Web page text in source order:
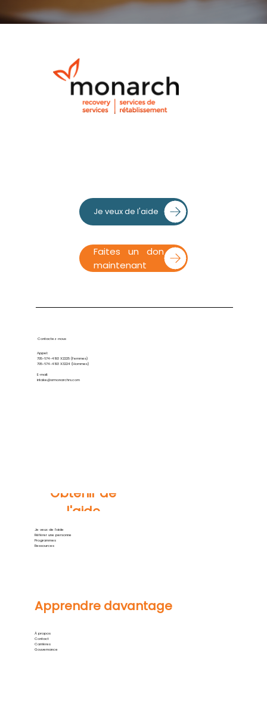
Je veux de l'aide
Faites un don
maintenant
Obtenir de
l'aide
Je veux de l'aide
Référer une personne
Programmes
Ressources
Apprendre davantage
À propos
Contact
Carrières
Gouvernance
Contactez-nous
Appel:
705-674-4193 X2225 (Femmes)
705-674-4193 X3224 (Hommes)
E-mail:
intake@srmonarchrs.com